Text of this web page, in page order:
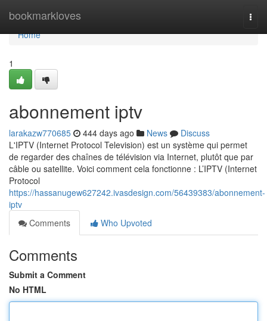
bookmarkloves
Home
Home
1
abonnement iptv
larakazw770685 444 days ago News
Discuss
L'IPTV (Internet Protocol Television) est un système qui permet
de regarder des chaînes de télévision via Internet, plutôt que par
câble ou satellite. Voici comment cela fonctionne : L’IPTV (Internet
Protocol
https://hassanugew627242.ivasdesign.com/56439383/abonnement-
iptv
Comments
Who Upvoted
Comments
Submit a Comment
No HTML